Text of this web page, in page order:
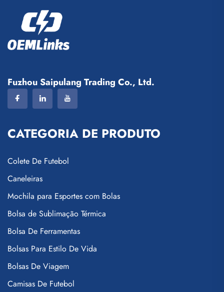
Fuzhou Saipulang Trading Co., Ltd.
CATEGORIA DE PRODUTO
Colete De Futebol
Caneleiras
Mochila para Esportes com Bolas
Bolsa de Sublimação Térmica
Bolsa De Ferramentas
Bolsas Para Estilo De Vida
Bolsas De Viagem
Camisas De Futebol